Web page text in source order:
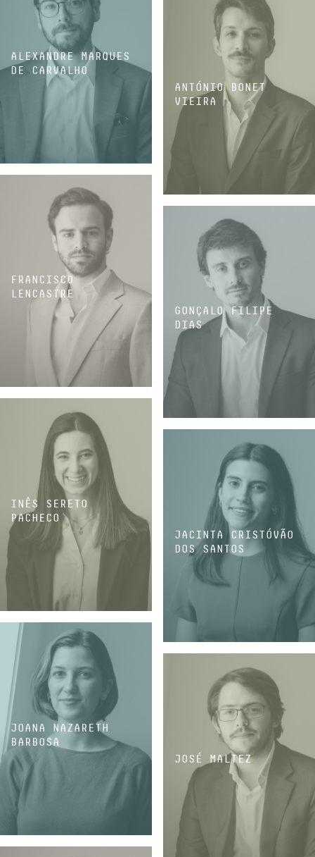
ALEXANDRE MARQUES
DE CARVALHO
ASSOCIADO
ANTÓNIO BONET
VIEIRA
ASSOCIADO
FRANCISCO
LENCASTRE
ASSOCIADO
GONÇALO FILIPE
DIAS
ASSOCIADO
INÊS SERETO
PACHECO
ASSOCIADA
JACINTA CRISTÓVÃO
DOS SANTOS
ASSOCIADA
JOANA NAZARETH
BARBOSA
ASSOCIADA
JOSÉ MALTEZ